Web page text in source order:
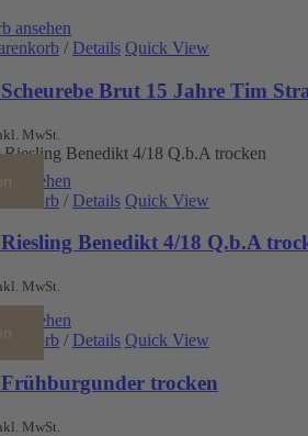
ansehen
/ Details Quick View
Brut 15 Jahre Tim
MwSt.
ansehen
/ Details Quick View
Benedikt 4/18 Q.b.A
MwSt.
ansehen
/ Details Quick View
trocken
MwSt.